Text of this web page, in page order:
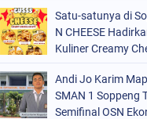
POLITIK
POLRI
SULSEL
Satu-satunya di
N CHEESE
Kuliner Creamy
Andi Jo Karim
SMAN 1 Soppeng
Semifinal OSN